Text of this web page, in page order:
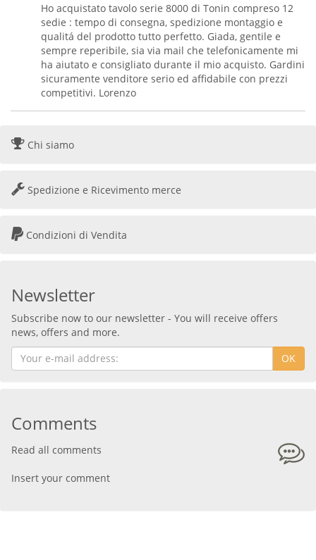
Ho acquistato tavolo serie 8000 di Tonin compreso 12
sedie : tempo di consegna, spedizione montaggio e
qualitá del prodotto tutto perfetto. Giada, gentile e
sempre reperibile, sia via mail che telefonicamente mi
ha aiutato e consigliato durante il mio acquisto. Gardini
sicuramente venditore serio ed affidabile con prezzi
competitivi. Lorenzo
Chi siamo
Spedizione e Ricevimento merce
Condizioni di Vendita
Newsletter
Subscribe now to our newsletter - You will receive offers
news, offers and more.
OK
Comments
Read all comments
Insert your comment